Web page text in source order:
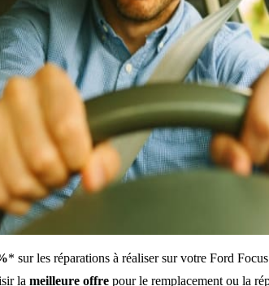
* sur les réparations à réaliser sur votre Ford
la meilleure offre pour le remplacement ou la